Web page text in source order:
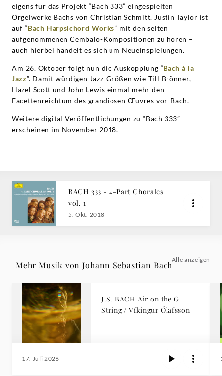
eigens für das Projekt “Bach 333” eingespielten
Orgelwerke Bachs von Christian Schmitt. Justin Taylor ist
auf “Bach Harpsichord Works” mit den selten
aufgenommenen Cembalo-Kompositionen zu hören –
auch hierbei handelt es sich um Neueinspielungen.
Am 26. Oktober folgt nun die Auskopplung “Bach à la
Jazz”. Damit würdigen Jazz-Größen wie Till Brönner,
Hazel Scott und John Lewis einmal mehr den
Facettenreichtum des grandiosen Œuvres von Bach.
Weitere digital Veröffentlichungen zu “Bach 333”
erscheinen im November 2018.
BACH 333 - 4-Part Chorales
vol. 1
5. Okt. 2018
Mehr Musik von Johann Sebastian Bach
Alle anzeigen
J.S. BACH Air on the G
String / Víkingur Ólafsson
17. Juli 2026